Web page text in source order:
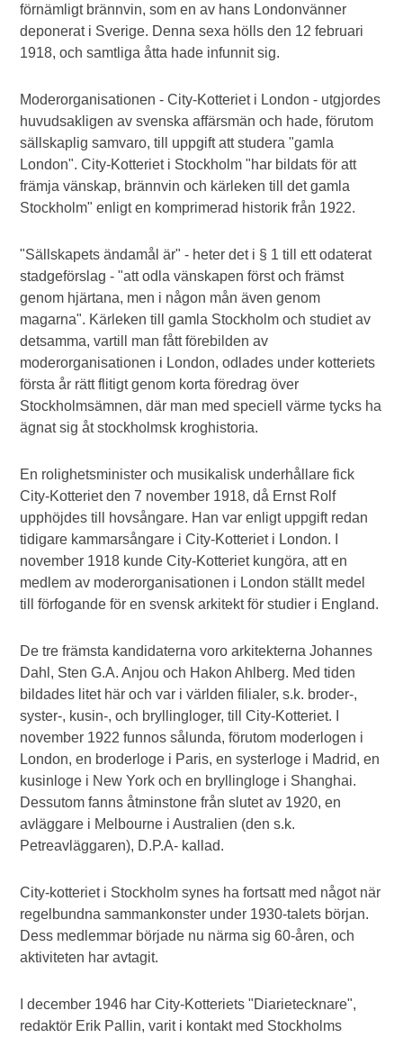
förnämligt brännvin, som en av hans Londonvänner
deponerat i Sverige. Denna sexa hölls den 12 februari
1918, och samtliga åtta hade infunnit sig.
Moderorganisationen - City-Kotteriet i London - utgjordes
huvudsakligen av svenska affärsmän och hade, förutom
sällskaplig samvaro, till uppgift att studera "gamla
London". City-Kotteriet i Stockholm "har bildats för att
främja vänskap, brännvin och kärleken till det gamla
Stockholm" enligt en komprimerad historik från 1922.
"Sällskapets ändamål är" - heter det i § 1 till ett odaterat
stadgeförslag - "att odla vänskapen först och främst
genom hjärtana, men i någon mån även genom
magarna". Kärleken till gamla Stockholm och studiet av
detsamma, vartill man fått förebilden av
moderorganisationen i London, odlades under kotteriets
första år rätt flitigt genom korta föredrag över
Stockholmsämnen, där man med speciell värme tycks ha
ägnat sig åt stockholmsk kroghistoria.
En rolighetsminister och musikalisk underhållare fick
City-Kotteriet den 7 november 1918, då Ernst Rolf
upphöjdes till hovsångare. Han var enligt uppgift redan
tidigare kammarsångare i City-Kotteriet i London. I
november 1918 kunde City-Kotteriet kungöra, att en
medlem av moderorganisationen i London ställt medel
till förfogande för en svensk arkitekt för studier i England.
De tre främsta kandidaterna voro arkitekterna Johannes
Dahl, Sten G.A. Anjou och Hakon Ahlberg. Med tiden
bildades litet här och var i världen filialer, s.k. broder-,
syster-, kusin-, och bryllingloger, till City-Kotteriet. I
november 1922 funnos sålunda, förutom moderlogen i
London, en broderloge i Paris, en systerloge i Madrid, en
kusinloge i New York och en bryllingloge i Shanghai.
Dessutom fanns åtminstone från slutet av 1920, en
avläggare i Melbourne i Australien (den s.k.
Petreavläggaren), D.P.A- kallad.
City-kotteriet i Stockholm synes ha fortsatt med något när
regelbundna sammankonster under 1930-talets början.
Dess medlemmar började nu närma sig 60-åren, och
aktiviteten har avtagit.
I december 1946 har City-Kotteriets "Diarietecknare",
redaktör Erik Pallin, varit i kontakt med Stockholms